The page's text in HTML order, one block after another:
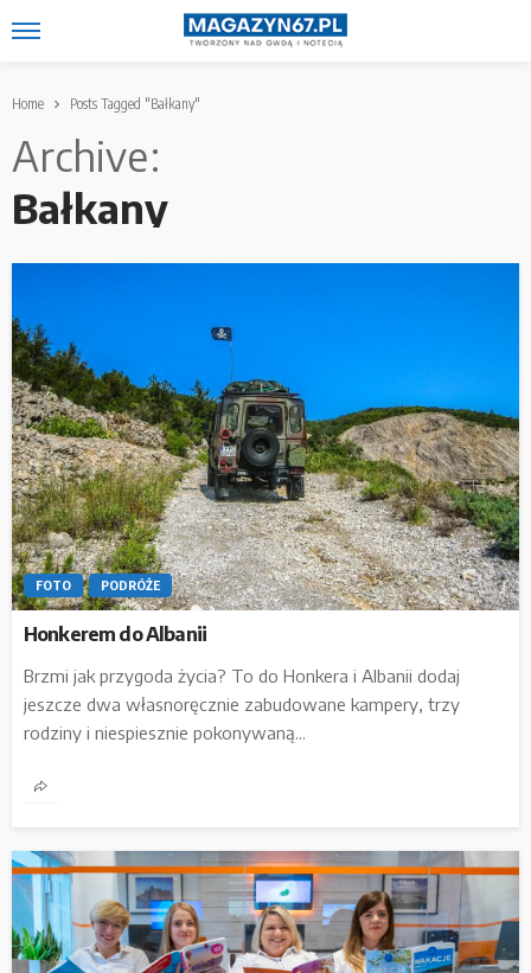
Home Posts Tagged "Bałkany"
Archive
Bałkany
FOTO PODRÓŻE
Honkerem do Albanii
Brzmi jak przygoda życia? To do Honkera i Albanii dodaj
jeszcze dwa własnoręcznie zabudowane kampery, trzy
rodziny i niespiesznie pokonywaną...